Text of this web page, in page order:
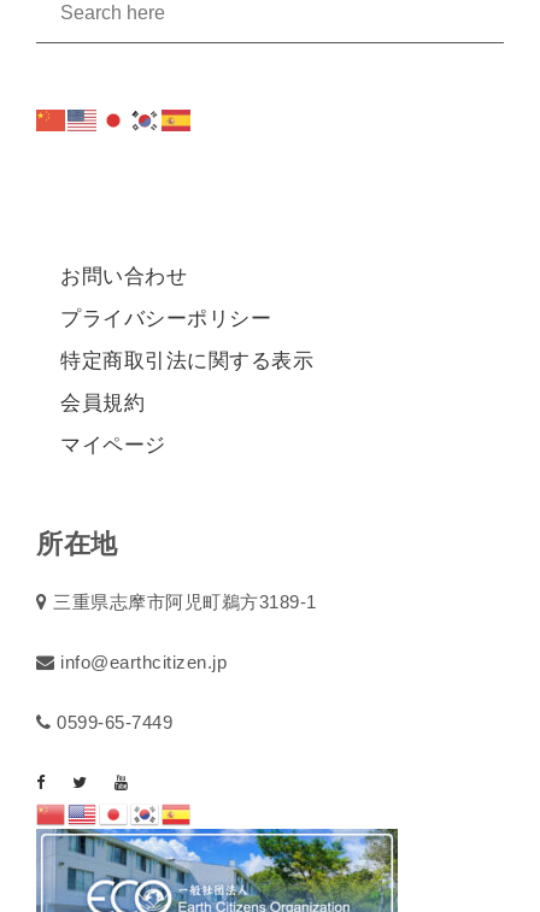
お問い合わせ
プライバシーポリシー
特定商取引法に関する表示
会員規約
マイページ
所在地
三重県志摩市阿児町鵜方3189-1
info@earthcitizen.jp
0599-65-7449